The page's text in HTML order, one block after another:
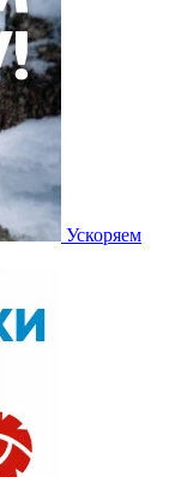
Ускоряем